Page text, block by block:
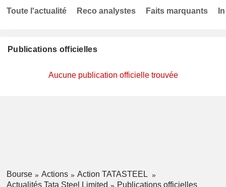
Publications officielles
Aucune publication officielle trouvée
Toute l'actualité Reco analystes Faits marquants
Bourse Actions
Action TATASTEEL
Actualités Tata Steel Limited
Publications officielles